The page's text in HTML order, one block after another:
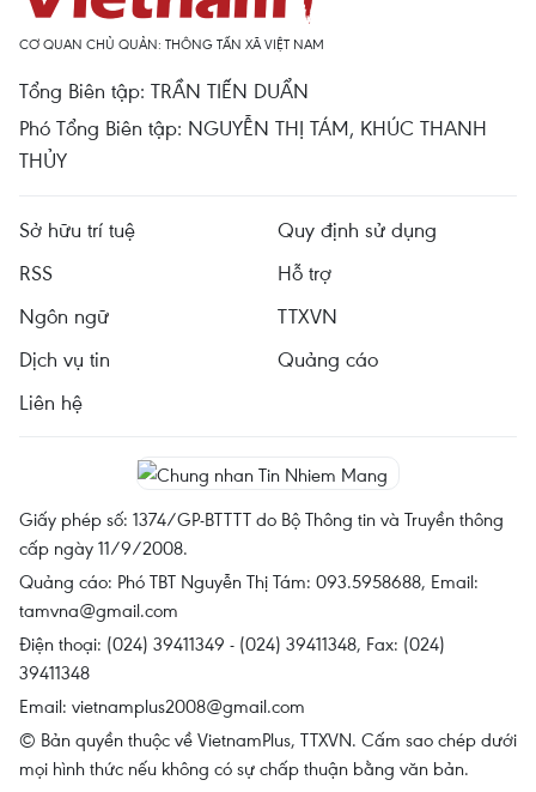
CƠ QUAN CHỦ QUẢN: THÔNG TẤN XÃ VIỆT NAM
Tổng Biên tập: TRẦN TIẾN DUẨN
Phó Tổng Biên tập: NGUYỄN THỊ TÁM, KHÚC THANH
THỦY
Sở hữu trí tuệ
Quy định sử dụng
RSS
Hỗ trợ
Ngôn ngữ
TTXVN
Dịch vụ tin
Quảng cáo
Liên hệ
Giấy phép số: 1374/GP-BTTTT do Bộ Thông tin và Truyền thông
cấp ngày 11/9/2008.
Quảng cáo: Phó TBT Nguyễn Thị Tám: 093.5958688, Email:
tamvna@gmail.com
Điện thoại: (024) 39411349 - (024) 39411348, Fax: (024)
39411348
Email: vietnamplus2008@gmail.com
© Bản quyền thuộc về VietnamPlus, TTXVN. Cấm sao chép dưới
mọi hình thức nếu không có sự chấp thuận bằng văn bản.